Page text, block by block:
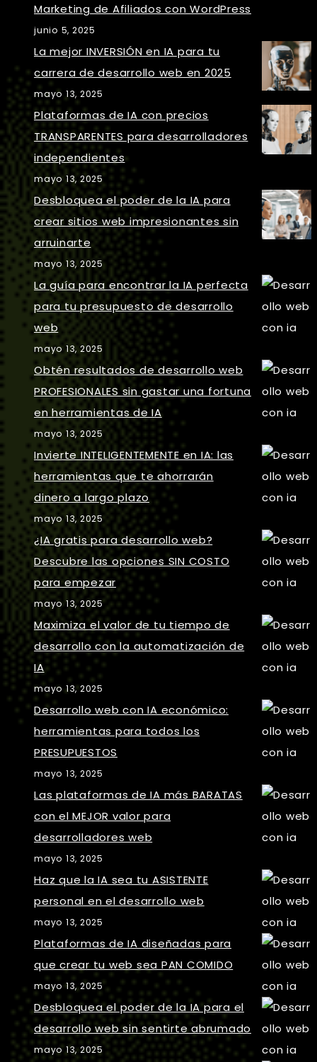
Marketing de Afiliados con WordPress
junio 5, 2025
La mejor INVERSIÓN en IA para tu
carrera de desarrollo web en 2025
mayo 13, 2025
Plataformas de IA con precios
TRANSPARENTES para desarrolladores
independientes
mayo 13, 2025
Desbloquea el poder de la IA para
crear sitios web impresionantes sin
arruinarte
mayo 13, 2025
La guía para encontrar la IA perfecta
para tu presupuesto de desarrollo
web
mayo 13, 2025
Obtén resultados de desarrollo web
PROFESIONALES sin gastar una fortuna
en herramientas de IA
mayo 13, 2025
Invierte INTELIGENTEMENTE en IA: las
herramientas que te ahorrarán
dinero a largo plazo
mayo 13, 2025
¿IA gratis para desarrollo web?
Descubre las opciones SIN COSTO
para empezar
mayo 13, 2025
Maximiza el valor de tu tiempo de
desarrollo con la automatización de
IA
mayo 13, 2025
Desarrollo web con IA económico:
herramientas para todos los
PRESUPUESTOS
mayo 13, 2025
Las plataformas de IA más BARATAS
con el MEJOR valor para
desarrolladores web
mayo 13, 2025
Haz que la IA sea tu ASISTENTE
personal en el desarrollo web
mayo 13, 2025
Plataformas de IA diseñadas para
que crear tu web sea PAN COMIDO
mayo 13, 2025
Desbloquea el poder de la IA para el
desarrollo web sin sentirte abrumado
mayo 13, 2025